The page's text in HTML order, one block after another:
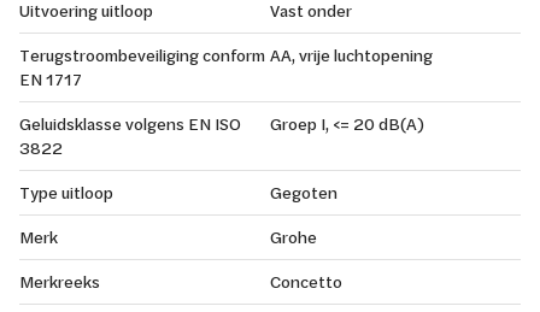
Uitvoering uitloop
Vast onder
Terugstroombeveiliging conform
EN 1717
AA, vrije luchtopening
Geluidsklasse volgens EN ISO
3822
Groep I, <= 20 dB(A)
Type uitloop
Gegoten
Merk
Grohe
Merkreeks
Concetto